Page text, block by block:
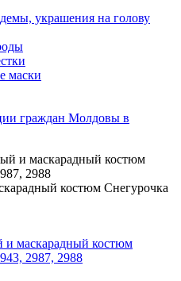
украшения на голову
маски
граждан Молдовы в
и маскарадный костюм
2988